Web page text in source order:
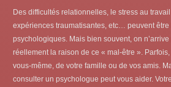
Des difficultés relationnelles, le stress au
expériences traumatisantes, etc… peuvent
psychologiques. Mais bien souvent, on
réellement la raison de ce « mal-être ».
vous-même, de votre famille ou de vos amis.
consulter un psychologue peut vous aider.